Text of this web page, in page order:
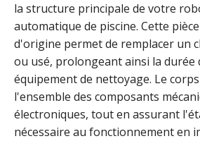
la structure principale de votre
automatique de piscine. Cette
d'origine permet de remplacer un
ou usé, prolongeant ainsi la durée
équipement de nettoyage. Le
l'ensemble des composants
électroniques, tout en assurant
nécessaire au fonctionnement en